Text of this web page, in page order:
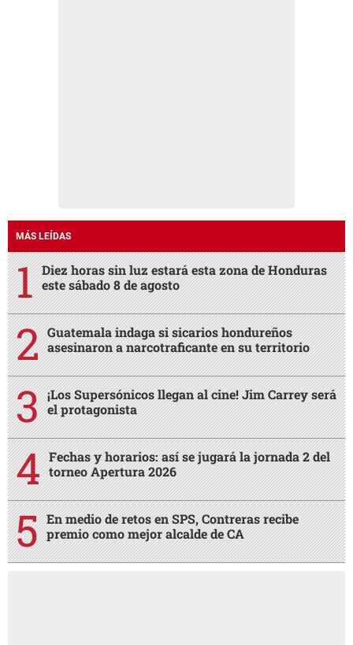
MÁS LEÍDAS
Diez horas sin luz estará esta zona de Honduras
este sábado 8 de agosto
Guatemala indaga si sicarios hondureños
asesinaron a narcotraficante en su territorio
¡Los Supersónicos llegan al cine! Jim Carrey será
el protagonista
Fechas y horarios: así se jugará la jornada 2 del
torneo Apertura 2026
En medio de retos en SPS, Contreras recibe
premio como mejor alcalde de CA